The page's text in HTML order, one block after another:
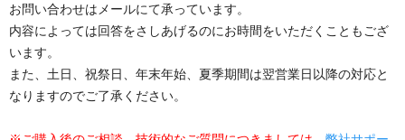
お問い合わせはメールにて承っています。
内容によっては回答をさしあげるのにお時間をいただくこともござ
います。
また、土日、祝祭日、年末年始、夏季期間は翌営業日以降の対応と
なりますのでご了承ください。